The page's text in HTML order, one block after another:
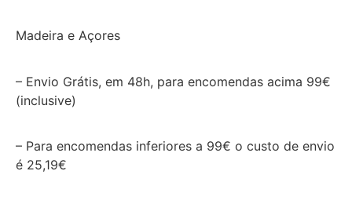
Madeira e Açores
– Envio Grátis, em 48h, para encomendas acima 99€
(inclusive)
– Para encomendas inferiores a 99€ o custo de envio
é 25,19€